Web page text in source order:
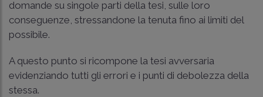
domande su singole parti della tesi, sulle loro
conseguenze, stressandone la tenuta fino ai limiti del
possibile.
A questo punto si ricompone la tesi avversaria
evidenziando tutti gli errori e i punti di debolezza della
stessa.